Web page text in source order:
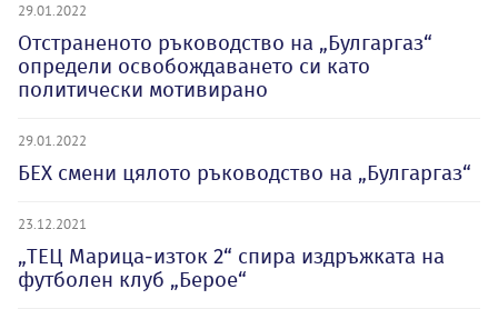
29.01.2022
Отстраненото ръководство на „Булгаргаз“
определи освобождаването си като
политически мотивирано
29.01.2022
БЕХ смени цялото ръководство на „Булгаргаз“
23.12.2021
„ТЕЦ Марица-изток 2“ спира издръжката на
футболен клуб „Берое“